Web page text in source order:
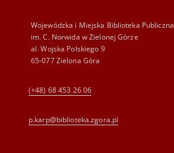
Wojewódzka i Miejska Biblioteka Publiczna
im. C. Norwida w Zielonej Górze
al. Wojska Polskiego 9
65-077 Zielona Góra
(+48) 68 453 26 06
p.karp@biblioteka.zgora.pl